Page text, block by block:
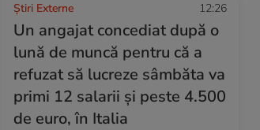
Știri Externe 12:26
Un angajat concediat după o
lună de muncă pentru că a
refuzat să lucreze sâmbăta va
primi 12 salarii și peste 4.500
de euro, în Italia